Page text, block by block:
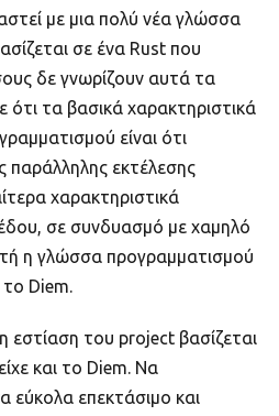
με μια πολύ νέα γλώσσα
σε ένα Rust που
δε γνωρίζουν αυτά τα
ότι τα βασικά χαρακτηριστικά
είναι ότι
παράλληλης εκτέλεσης
χαρακτηριστικά
σε συνδυασμό με χαμηλό
η γλώσσα προγραμματισμού
το Diem.
εστίαση του project βασίζεται
και το Diem. Να
εύκολα επεκτάσιμο και